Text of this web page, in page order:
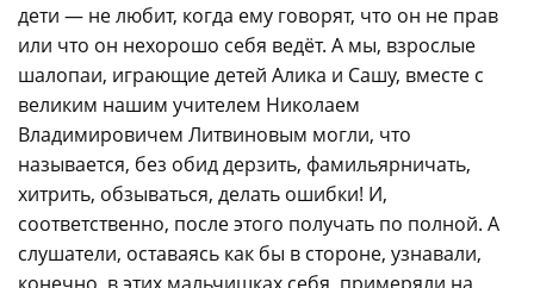
дети — не любит, когда ему говорят, что он не прав
или что он нехорошо себя ведёт. А мы, взрослые
шалопаи, играющие детей Алика и Сашу, вместе с
великим нашим учителем Николаем
Владимировичем Литвиновым могли, что
называется, без обид дерзить, фамильярничать,
хитрить, обзываться, делать ошибки! И,
соответственно, после этого получать по полной. А
слушатели, оставаясь как бы в стороне, узнавали,
конечно, в этих мальчишках себя, примеряли на